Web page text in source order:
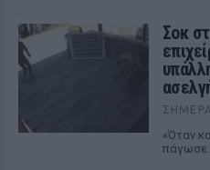
Σοκ
ΣΉΜΕΡΑ
«Όταν